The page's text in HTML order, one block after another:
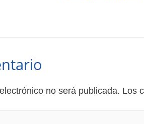
no será publicada. Los